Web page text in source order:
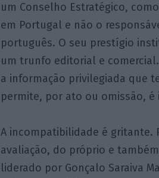
um Conselho Estratégico,
em Portugal e não o
português. O seu prestígio
um trunfo editorial e
a informação privilegiada que
permite, por ato ou omissão,
A incompatibilidade é gritante.
avaliação, do próprio e
liderado por Gonçalo Saraiva